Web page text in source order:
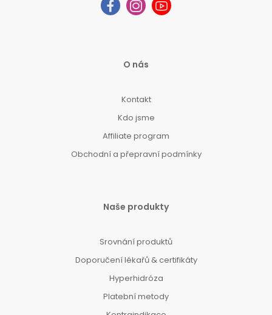
O nás
Kontakt
Kdo jsme
Affiliate program
Obchodní a přepravní podmínky
Naše produkty
Srovnání produktů
Doporučení lékařů & certifikáty
Hyperhidróza
Platební metody